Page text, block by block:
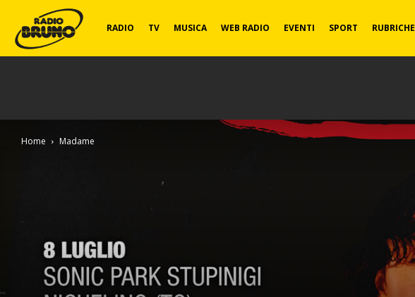
Radio
RADIO TV MUSICA WEB RADIO EVENTI SPORT RUBRICHE
Home Madame